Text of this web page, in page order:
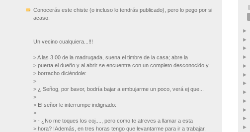
Conocerás este chiste (o incluso lo tendrás publicado), pero lo pego por si
acaso:
Un vecino cualquiera...!!!
> A las 3.00 de la madrugada, suena el timbre de la casa; abre la
> puerta el dueño y al abrir se encuentra con un completo desconocido y
> borracho diciéndole:
>
> ¿ Señog, por bavor, bodría bajar a embujarme un poco, verá ej que...
>
> El señor le interrumpe indignado:
>
> - ¿No me toques los coj...., pero como te atreves a llamar a esta
> hora? !Además, en tres horas tengo que levantarme para ir a trabajar.
►
►
►
►
►
►
►
►
►
►
►
►